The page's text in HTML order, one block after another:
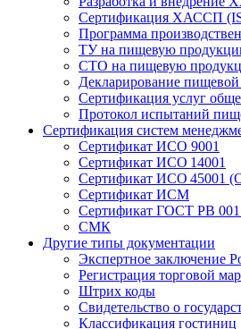
Сертификация ХАССП
Программа
ТУ на пищевую
СТО на пищевую
Декларирование
Сертификация услуг
Протокол испытаний
Сертификация систем
Сертификат ИСО 9001
Сертификат ИСО 14001
Сертификат ИСО 45001
Сертификат ИСМ
Сертификат ГОСТ РВ
СМК
Другие типы документации
Экспертное заключение
Регистрация торговой
Штрих коды
Свидетельство о
Классификация гостиниц